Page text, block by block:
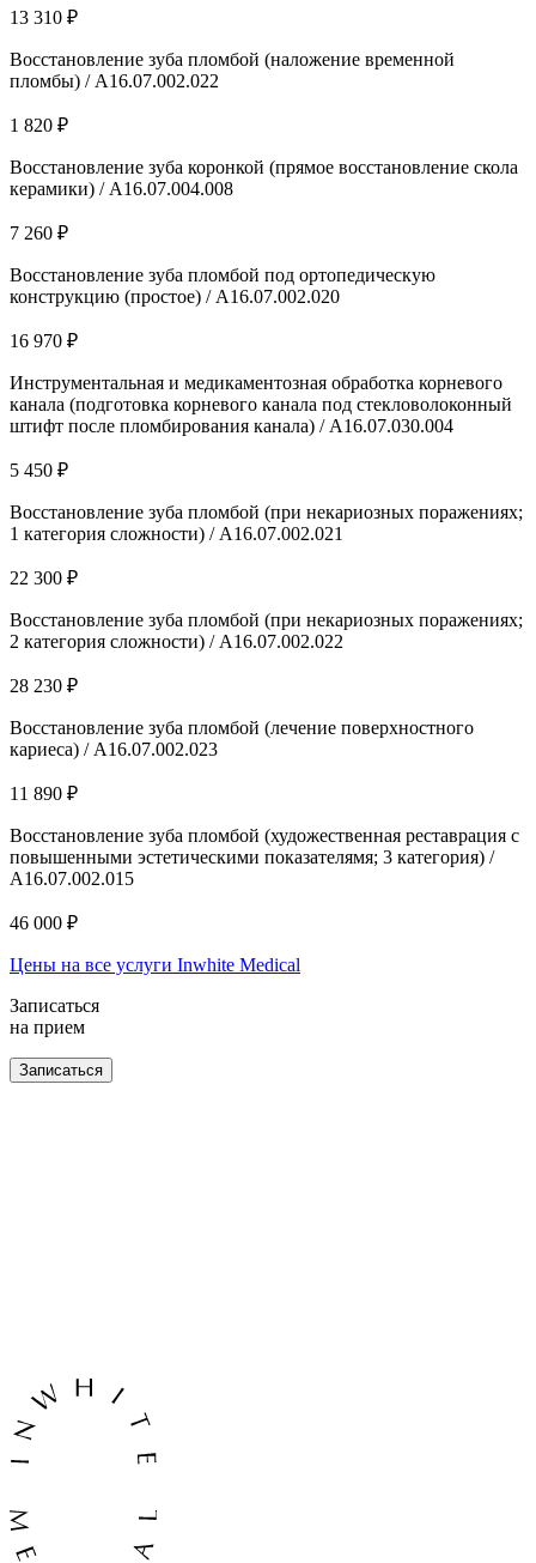
13 310 ₽
Восстановление зуба пломбой (наложение временной
пломбы) / А16.07.002.022
1 820 ₽
Восстановление зуба коронкой (прямое восстановление скола
керамики) / A16.07.004.008
7 260 ₽
Восстановление зуба пломбой под ортопедическую
конструкцию (простое) / А16.07.002.020
16 970 ₽
Инструментальная и медикаментозная обработка корневого
канала (подготовка корневого канала под стекловолоконный
штифт после пломбирования канала) / A16.07.030.004
5 450 ₽
Восстановление зуба пломбой (при некариозных поражениях;
1 категория сложности) / A16.07.002.021
22 300 ₽
Восстановление зуба пломбой (при некариозных поражениях;
2 категория сложности) / A16.07.002.022
28 230 ₽
Восстановление зуба пломбой (лечение поверхностного
кариеса) / А16.07.002.023
11 890 ₽
Восстановление зуба пломбой (художественная реставрация с
повышенными эстетическими показателямя; 3 категория) /
А16.07.002.015
46 000 ₽
Цены на все услуги Inwhite Medical
Записаться
на прием
Записаться